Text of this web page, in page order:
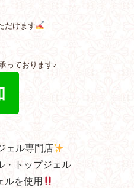
だけます
っております♪
ェル専門店
・トップジェル
ルを使用